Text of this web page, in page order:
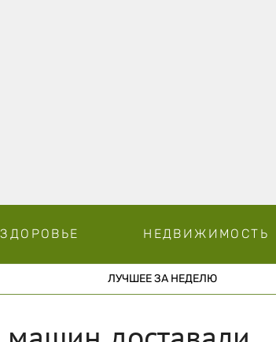
ЗДОРОВЬЕ НЕДВИЖИМОСТЬ
ЛУЧШЕЕ ЗА НЕДЕЛЮ